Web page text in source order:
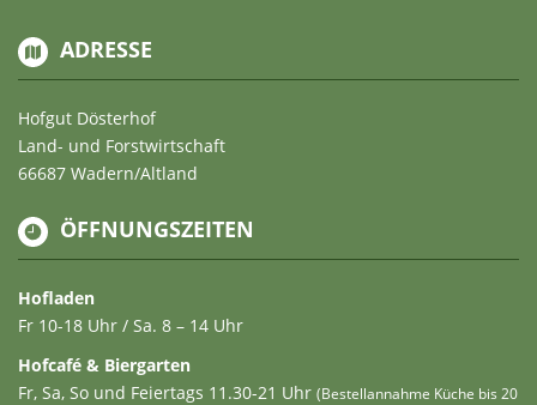
ADRESSE
Hofgut Dösterhof
Land- und Forstwirtschaft
66687 Wadern/Altland
ÖFFNUNGSZEITEN
Hofladen
Fr 10-18 Uhr / Sa. 8 – 14 Uhr
Hofcafé & Biergarten
Fr, Sa, So und Feiertags 11.30-21 Uhr (Bestellannahme Küche bis 20